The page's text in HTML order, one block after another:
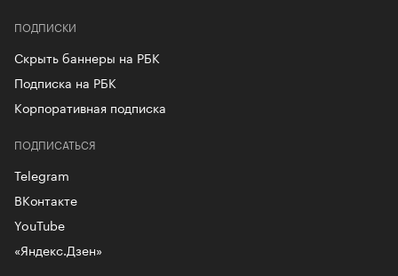
ПОДПИСКИ
Скрыть баннеры на РБК
Подписка на РБК
Корпоративная подписка
ПОДПИСАТЬСЯ
Telegram
ВКонтакте
YouTube
«Яндекс.Дзен»